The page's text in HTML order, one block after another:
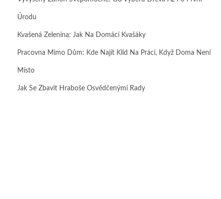
Úrodu
Kvašená Zelenina: Jak Na Domácí Kvašáky
Pracovna Mimo Dům: Kde Najít Klid Na Práci, Když Doma Není
Místo
Jak Se Zbavit Hraboše Osvědčenými Rady